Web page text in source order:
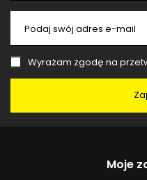
Podaj swój adres e-mail
Wyrażam zgodę na przetwarzanie moich danych osobowych (adres
Moje